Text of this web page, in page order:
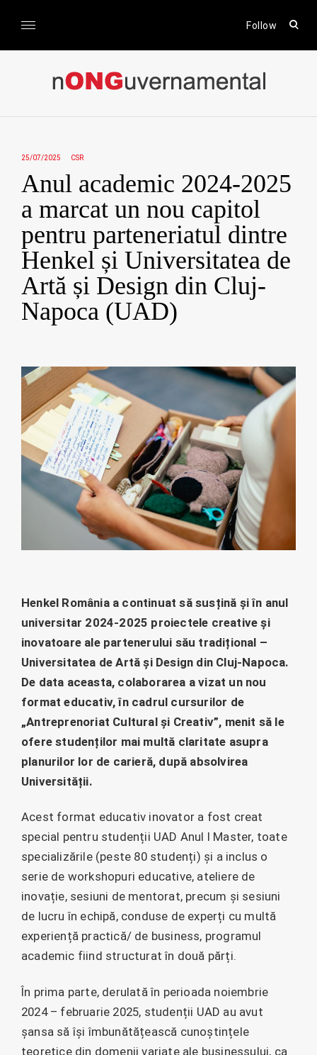
Follow
open
form
nONGuvernamental
25/07/2025 CSR
Anul academic 2024-2025
a marcat un nou capitol
pentru parteneriatul dintre
Henkel și Universitatea de
Artă și Design din Cluj-
Napoca (UAD)
Henkel România a continuat să susțină și în anul
universitar 2024-2025 proiectele creative și
inovatoare ale partenerului său tradițional –
Universitatea de Artă și Design din Cluj-Napoca.
De data aceasta, colaborarea a vizat un nou
format educativ, în cadrul cursurilor de
„Antreprenoriat Cultural și Creativ”, menit să le
ofere studenților mai multă claritate asupra
planurilor lor de carieră, după absolvirea
Universității.
Acest format educativ inovator a fost creat
special pentru studenții UAD Anul I Master, toate
specializările (peste 80 studenți) și a inclus o
serie de workshopuri educative, ateliere de
inovație, sesiuni de mentorat, precum și sesiuni
de lucru în echipă, conduse de experți cu multă
experiență practică/ de business, programul
academic fiind structurat în două părți.
În prima parte, derulată în perioada noiembrie
2024 – februarie 2025, studenții UAD au avut
șansa să își îmbunătățească cunoștințele
teoretice din domenii variate ale businessului, ca